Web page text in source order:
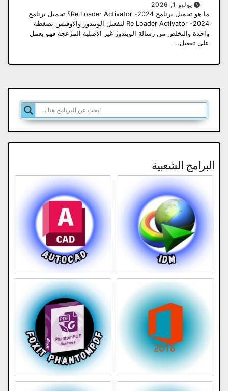
يوليو 1, 2026
ما هو تحميل برنامج 2024- Re Loader Activator؟ تحميل برنامج
2024- Re Loader Activator لتفعيل الويندوز والاوفيس بضغطة
واحدة والتخلص من رسالة الويندوز غير الاصلية المزعجة فهو يعمل
على تفعيل…
البرامج الشعبية